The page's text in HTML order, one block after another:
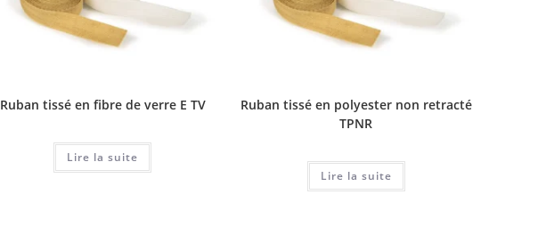
Ruban tissé en fibre de verre E TV
Lire la suite
Ruban tissé en polyester non retracté
TPNR
Lire la suite